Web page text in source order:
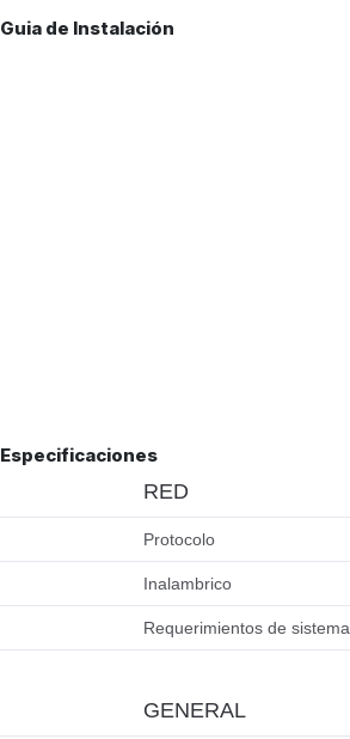
Guia de Instalación
Especificaciones
RED
Protocolo
Inalambrico
Requerimientos de sistema
GENERAL